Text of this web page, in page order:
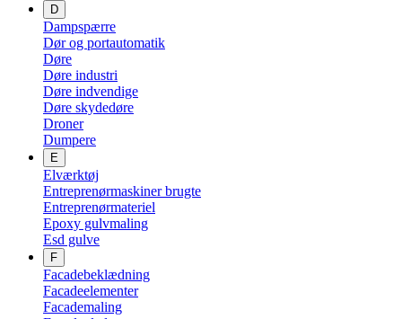
D
Dampspærre
Dør og portautomatik
Døre
Døre industri
Døre indvendige
Døre skydedøre
Droner
Dumpere
E
Elværktøj
Entreprenørmaskiner brugte
Entreprenørmateriel
Epoxy gulvmaling
Esd gulve
F
Facadebeklædning
Facadeelementer
Facademaling